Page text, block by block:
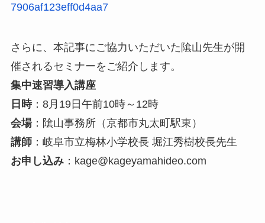
7906af123eff0d4aa7
さらに、本記事にご協力いただいた隂山先生が開
催されるセミナーをご紹介します。
集中速習導入講座
日時：8月19日午前10時～12時
会場：隂山事務所（京都市丸太町駅東）
講師：岐阜市立梅林小学校長 堀江秀樹校長先生
お申し込み：kage@kageyamahideo.com